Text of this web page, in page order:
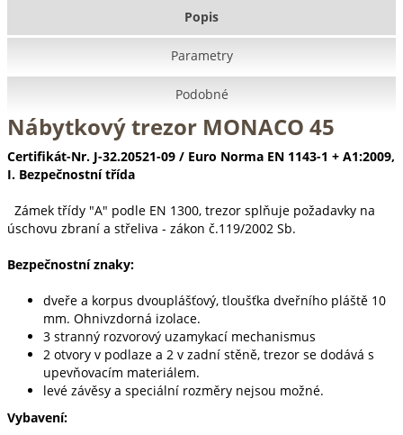
Popis
Parametry
Podobné
Nábytkový trezor MONACO 45
Certifikát-Nr. J-32.20521-09 / Euro Norma EN 1143-1 + A1:2009,
I. Bezpečnostní třída
Zámek třídy "A" podle EN 1300, trezor splňuje požadavky na
úschovu zbraní a střeliva - zákon č.119/2002 Sb.
Bezpečnostní znaky:
dveře a korpus dvouplášťový, tloušťka dveřního pláště 10
mm. Ohnivzdorná izolace.
3 stranný rozvorový uzamykací mechanismus
2 otvory v podlaze a 2 v zadní stěně, trezor se dodává s
upevňovacím materiálem.
levé závěsy a speciální rozměry nejsou možné.
Vybavení: